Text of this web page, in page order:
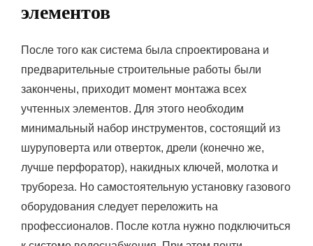
элементов
После того как система была спроектирована и
предварительные строительные работы были
закончены, приходит момент монтажа всех
учтенных элементов. Для этого необходим
минимальный набор инструментов, состоящий из
шуруповерта или отверток, дрели (конечно же,
лучше перфоратор), накидных ключей, молотка и
трубореза. Но самостоятельную установку газового
оборудования следует переложить на
профессионалов. После котла нужно подключиться